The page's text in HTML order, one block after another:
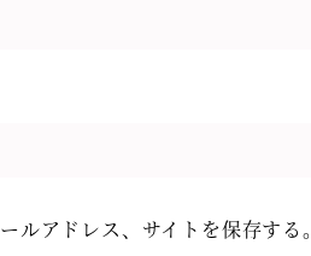
アドレス、サイトを保存する。